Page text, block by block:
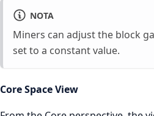
NOTA
Miners can adjust the block
set to a constant value.
Core Space View